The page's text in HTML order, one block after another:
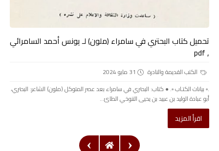
تحميل كتاب البحتري في سامراء (ملون) لـ يونس أحمد السامرائي
, pdf
الكتب القديمة والنادرة
31 مايو 2024
.▫️ بيانات الكتـاب ▫️. ● كتاب: البحتري في سامراء بعد عصر المتوكل (ملون) الشاعر: البحتري،
أبو عبادة الوليد بن عبيد بن يحيى التنوخي الطائ...
اقرأ المزيد
‹
›